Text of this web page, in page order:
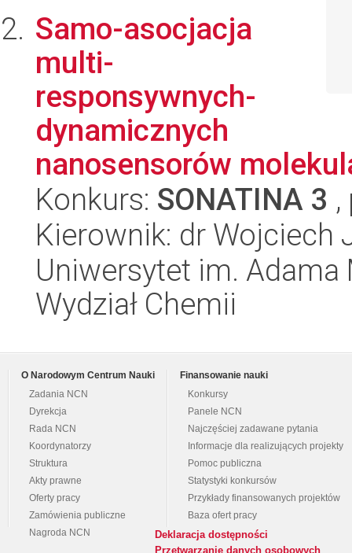
Samo-asocjacja
multi-
responsywnych-
dynamicznych
nanosensorów
Konkurs: SONATINA 3
Kierownik: dr Wojciech
Uniwersytet im.
Wydział Chemii
O Narodowym Centrum Nauki
Zadania NCN
Dyrekcja
Rada NCN
Koordynatorzy
Struktura
Akty prawne
Oferty pracy
Zamówienia publiczne
Nagroda NCN
Finansowanie nauki
Konkursy
Panele NCN
Najczęściej zadawane pytania
Informacje dla realizujących projekty
Pomoc publiczna
Statystyki konkursów
Przykłady finansowanych projektów
Baza ofert pracy
Deklaracja dostępności
Przetwarzanie danych osobowych